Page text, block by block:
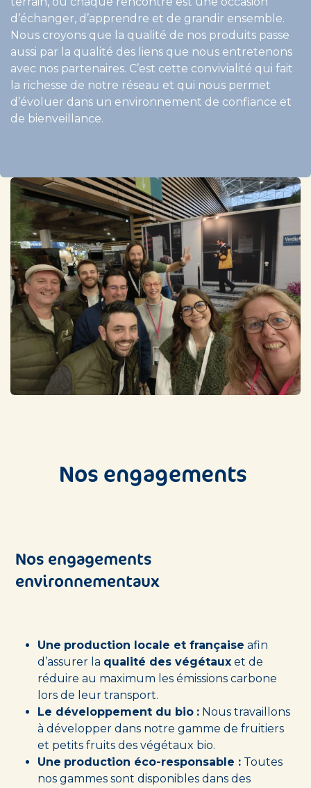
d’échanger, d’apprendre et de grandir ensemble.
Nous croyons que la qualité de nos produits passe
aussi par la qualité des liens que nous entretenons
avec nos partenaires. C’est cette convivialité qui fait
la richesse de notre réseau et qui nous permet​
d’évoluer dans un environnement de confiance et
de bienveillance.
Nos engagements ​
Nos engagements
environnementaux
Une production locale et française afin
d’assurer la qualité des végétaux et de
réduire au maximum les émissions carbone
lors de leur transport.
Le développement du bio : Nous travaillons
à développer dans notre gamme de fruitiers
et petits fruits des végétaux bio.
Une production éco-responsable : Toutes
nos gammes sont disponibles dans des